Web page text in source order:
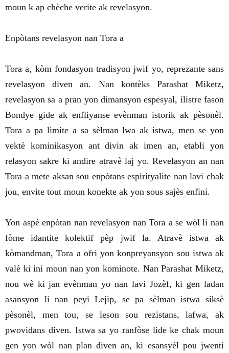
moun k ap chèche verite ak revelasyon.
Enpòtans revelasyon nan Tora a
Tora a, kòm fondasyon tradisyon jwif yo, reprezante sans
revelasyon diven an. Nan kontèks Parashat Miketz,
revelasyon sa a pran yon dimansyon espesyal, ilistre fason
Bondye gide ak enfliyanse evènman istorik ak pèsonèl.
Tora a pa limite a sa sèlman lwa ak istwa, men se yon
vektè kominikasyon ant divin ak imen an, etabli yon
relasyon sakre ki andire atravè laj yo. Revelasyon an nan
Tora a mete aksan sou enpòtans espirityalite nan lavi chak
jou, envite tout moun konekte ak yon sous sajès enfini.
Yon aspè enpòtan nan revelasyon nan Tora a se wòl li nan
fòme idantite kolektif pèp jwif la. Atravè istwa ak
kòmandman, Tora a ofri yon konpreyansyon sou istwa ak
valè ki ini moun nan yon kominote. Nan Parashat Miketz,
nou wè ki jan evènman yo nan lavi Jozèf, ki gen ladan
asansyon li nan peyi Lejip, se pa sèlman istwa siksè
pèsonèl, men tou, se leson sou rezistans, lafwa, ak
pwovidans diven. Istwa sa yo ranfòse lide ke chak moun
gen yon wòl nan plan diven an, ki esansyèl pou jwenti